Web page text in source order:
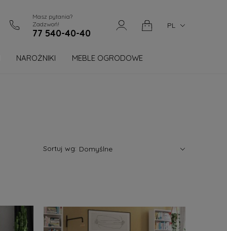
Masz pytania?
Zadzwoń!
77 540-40-40
PL
NAROŻNIKI
MEBLE OGRODOWE
Sortuj wg: